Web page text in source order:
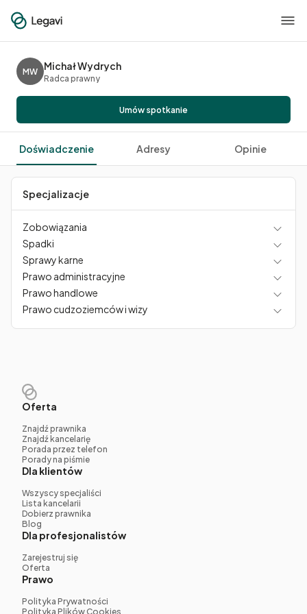
MW Michał Wydrych
Radca prawny
Umów spotkanie
Doświadczenie Adresy Opinie
Specjalizacje
Zobowiązania
Spadki
Sprawy karne
Prawo administracyjne
Prawo handlowe
Prawo cudzoziemców i wizy
Oferta
Znajdź prawnika
Znajdź kancelarię
Porada przez telefon
Porady na piśmie
Dla klientów
Wszyscy specjaliści
Lista kancelarii
Dobierz prawnika
Blog
Dla profesjonalistów
Zarejestruj się
Oferta
Prawo
Polityka Prywatności
Polityka Plików Cookies